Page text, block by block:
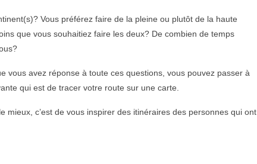
Vous préférez faire de la pleine ou plutôt de la haute
que vous souhaitiez faire les deux? De combien de temps
vous avez réponse à toute ces questions, vous pouvez passer à
qui est de tracer votre route sur une carte.
mieux, c’est de vous inspirer des itinéraires des personnes qui ont